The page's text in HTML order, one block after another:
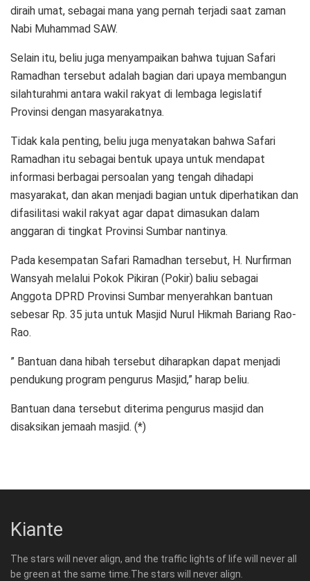
diraih umat, sebagai mana yang pernah terjadi saat zaman
Nabi Muhammad SAW.
Selain itu, beliu juga menyampaikan bahwa tujuan Safari
Ramadhan tersebut adalah bagian dari upaya membangun
silahturahmi antara wakil rakyat di lembaga legislatif
Provinsi dengan masyarakatnya.
Tidak kala penting, beliu juga menyatakan bahwa Safari
Ramadhan itu sebagai bentuk upaya untuk mendapat
informasi berbagai persoalan yang tengah dihadapi
masyarakat, dan akan menjadi bagian untuk diperhatikan dan
difasilitasi wakil rakyat agar dapat dimasukan dalam
anggaran di tingkat Provinsi Sumbar nantinya.
Pada kesempatan Safari Ramadhan tersebut, H. Nurfirman
Wansyah melalui Pokok Pikiran (Pokir) baliu sebagai
Anggota DPRD Provinsi Sumbar menyerahkan bantuan
sebesar Rp. 35 juta untuk Masjid Nurul Hikmah Bariang Rao-
Rao.
” Bantuan dana hibah tersebut diharapkan dapat menjadi
pendukung program pengurus Masjid,” harap beliu.
Bantuan dana tersebut diterima pengurus masjid dan
disaksikan jemaah masjid. (*)
Kiante
The stars will never align, and the traffic lights of life will never all
be green at the same time.The stars will never align.